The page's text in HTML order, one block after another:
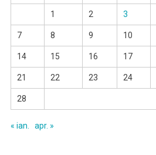
1 2 3
7 8 9 10
14 15 16 17
21 22 23 24
28
« ian. apr. »